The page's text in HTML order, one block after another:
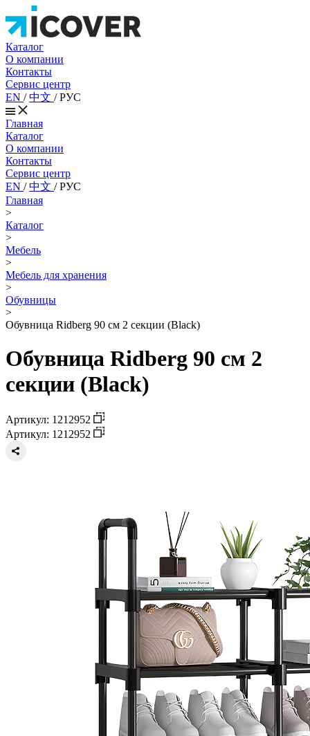
Каталог
О компании
Контакты
Сервис центр
EN /中文 /РУС
Главная
Каталог
О компании
Контакты
Сервис центр
EN /中文 /РУС
Главная
>
Каталог
>
Мебель
>
Мебель для хранения
>
Обувницы
>
Обувница Ridberg 90 см 2 секции (Black)
Обувница Ridberg 90 см 2
секции (Black)
Артикул: 1212952
Артикул: 1212952